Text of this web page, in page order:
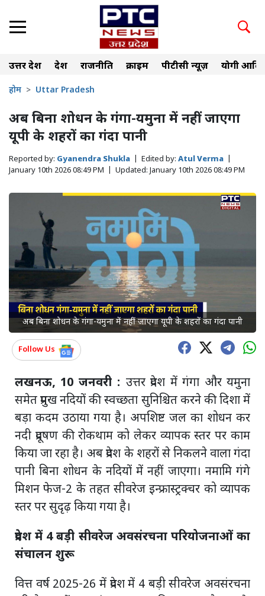
उत्तर प्रदेश देश राजनीति क्राइम पीटीसी न्यूज़ योगी
होम Uttar Pradesh
अब बिना शोधन के गंगा-यमुना में नहीं जाएगा
यूपी के शहरों का गंदा पानी
Reported by: Gyanendra Shukla Edited by: Atul Verma
January 10th 2026 08:49 PM
Updated: January 10th 2026 08:49 PM
अब बिना शोधन के गंगा-यमुना में नहीं जाएगा यूपी के शहरों का गंदा पानी
Follow Us
लखनऊ, 10 जनवरी : उत्तर प्रदेश में गंगा और यमुना
समेत प्रमुख नदियों की स्वच्छता सुनिश्चित करने की दिशा में
बड़ा कदम उठाया गया है। अपशिष्ट जल का शोधन कर
नदी प्रदूषण की रोकथाम को लेकर व्यापक स्तर पर काम
किया जा रहा है। अब प्रदेश के शहरों से निकलने वाला गंदा
पानी बिना शोधन के नदियों में नहीं जाएगा। नमामि गंगे
मिशन फेज-2 के तहत सीवरेज इन्फ्रास्ट्रक्चर को व्यापक
स्तर पर सुदृढ़ किया गया है।
प्रदेश में 4 बड़ी सीवरेज अवसंरचना परियोजनाओं का
संचालन शुरू
वित्त वर्ष 2025-26 में प्रदेश में 4 बड़ी सीवरेज अवसंरचना